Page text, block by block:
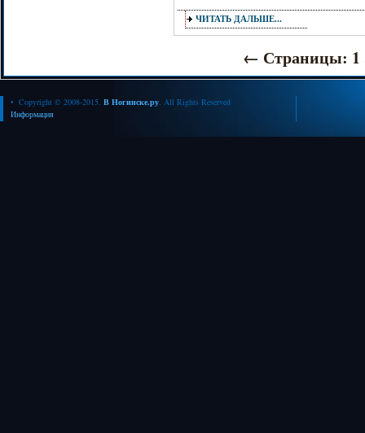
ЧИТАТЬ ДАЛЬШЕ...
← Страницы: 1
• Copyright © 2008-2015. В Ногинске.ру. All Rights Reserved
Информация